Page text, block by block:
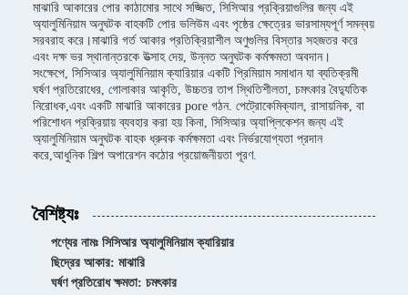
মাঝারি আকারের পোর কাঠামোর সাথে সজ্জিত, সিসিআর প্রক্রিয়াগুলির জন্য এই
অ্যালুমিনিয়াম অনুঘটক বাহকটি পোর ভলিউম এবং পৃষ্ঠের ক্ষেত্রের ভারসাম্যপূর্ণ সমন্বয়
সরবরাহ করে।মাঝারি গর্ত আকার প্রতিক্রিয়াশীল অণুগুলির বিস্তার সহজতর করে
এবং দক্ষ ভর স্থানান্তরকে উত্সাহ দেয়, উন্নত অনুঘটক কর্মক্ষমতা অবদান।
সংক্ষেপে, সিসিআর অ্যালুমিনিয়াম ক্যারিয়ার একটি প্রিমিয়াম সমাধান যা ব্যতিক্রমী
ঘর্ষণ প্রতিরোধের, গোলাকার আকৃতি, উচ্চতর তাপ স্থিতিশীলতা, চমৎকার বৈদ্যুতিক
নিরোধক,এবং একটি মাঝারি আকারের pore গঠন. পেট্রোকেমিক্যাল, রাসায়নিক, বা
পরিশোধন প্রক্রিয়ায় ব্যবহার করা হয় কিনা, সিসিআর অ্যাপ্লিকেশন জন্য এই
অ্যালুমিনিয়াম অনুঘটক বাহক ধ্রুবক কর্মক্ষমতা এবং নির্ভরযোগ্যতা প্রদান
করে,আধুনিক শিল্প অপারেশন কঠোর প্রয়োজনীয়তা পূরণ.
বৈশিষ্ট্যঃ
পণ্যের নামঃ সিসিআর অ্যালুমিনিয়াম ক্যারিয়ার
ছিদ্রের আকার: মাঝারি
ঘর্ষণ প্রতিরোধ ক্ষমতা: চমৎকার